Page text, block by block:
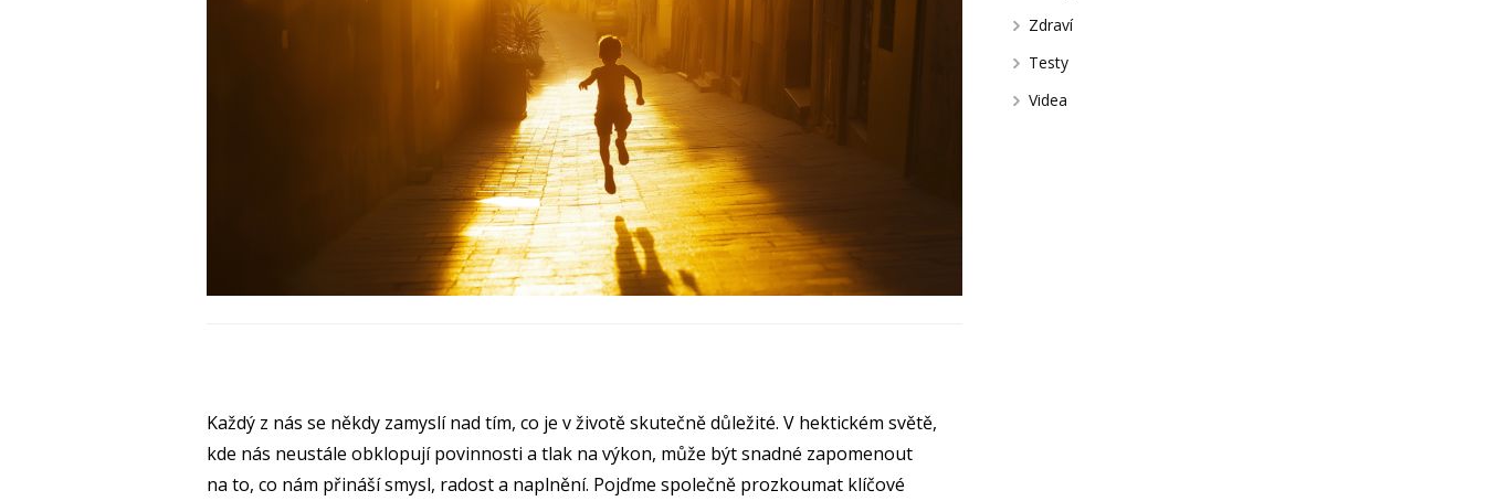
Každý z nás se někdy zamyslí nad tím, co je v životě skutečně důležité. V hektickém světě,
kde nás neustále obklopují povinnosti a tlak na výkon, může být snadné zapomenout
na to, co nám přináší smysl, radost a naplnění. Pojďme společně prozkoumat klíčové
Zdraví
Testy
Videa